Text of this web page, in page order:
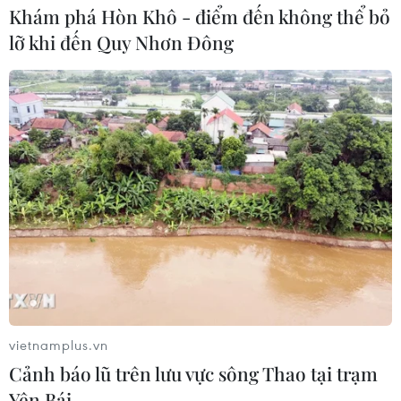
Phép thử sức chống chịu của kinh tế
ASEAN
07/08/2026 12:35
Thuế polysilicon: Doanh nghiệp Hàn
Quốc tại Mỹ có lợi thế
07/08/2026 12:17
Tầm nhìn bán dẫn của Malaysia: Đi
từ thế mạnh sẵn có lên nấc thang giá
trị cao
07/08/2026 11:51
Khám phá Hòn Khô - điểm đến không thể bỏ
lỡ khi đến Quy Nhơn Đông
vietnamplus.vn
Cảnh báo lũ trên lưu vực sông Thao tại trạm